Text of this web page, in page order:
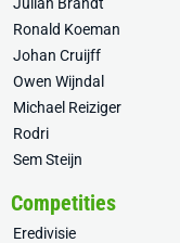
Ronald Koeman
Johan Cruijff
Owen Wijndal
Michael Reiziger
Rodri
Sem Steijn
Competities
Eredivisie